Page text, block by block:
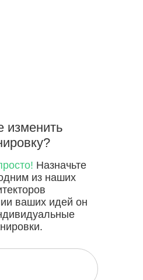
изменить
Назначьте
из наших
ваших идей он